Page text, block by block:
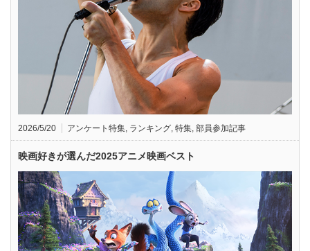
2026/5/20 アンケート特集 ランキング 特集 部員参加記事
映画好きが選んだ2025アニメ映画ベスト